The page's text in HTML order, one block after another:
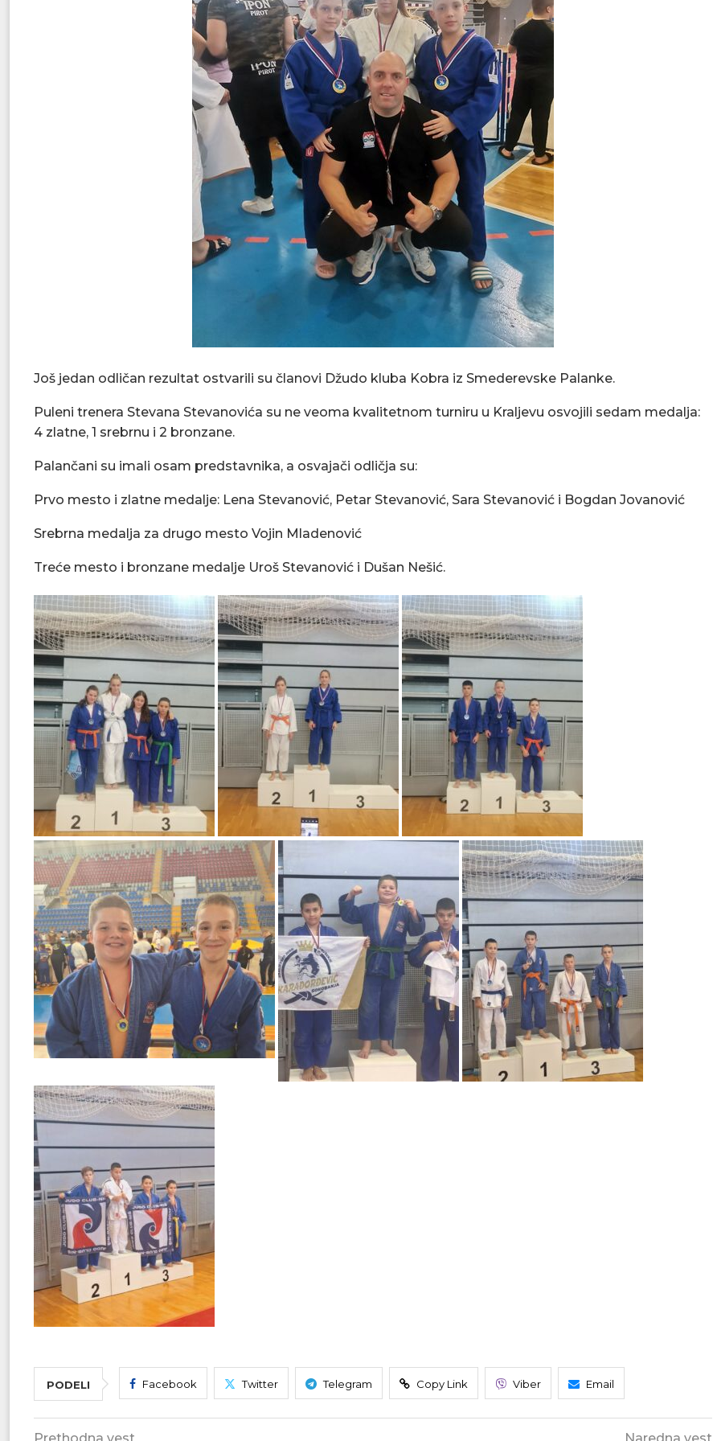
Još jedan odličan rezultat ostvarili su članovi Džudo kluba Kobra iz Smederevske Palanke.
Puleni trenera Stevana Stevanovića su ne veoma kvalitetnom turniru u Kraljevu osvojili sedam medalja:
4 zlatne, 1 srebrnu i 2 bronzane.
Palančani su imali osam predstavnika, a osvajači odličja su:
Prvo mesto i zlatne medalje: Lena Stevanović, Petar Stevanović, Sara Stevanović i Bogdan Jovanović
Srebrna medalja za drugo mesto Vojin Mladenović
Treće mesto i bronzane medalje Uroš Stevanović i Dušan Nešić.
PODELI Facebook Twitter Telegram Copy Link Viber Email